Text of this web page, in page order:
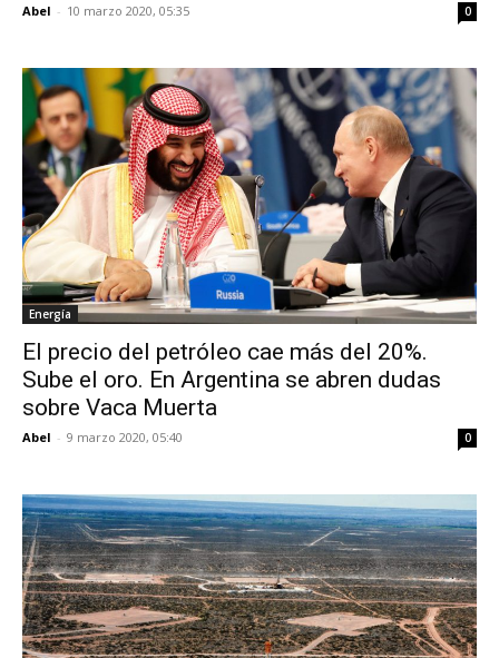
Abel - 10 marzo 2020, 05:35 0
Energía
El precio del petróleo cae más del 20%.
Sube el oro. En Argentina se abren dudas
sobre Vaca Muerta
Abel - 9 marzo 2020, 05:40 0